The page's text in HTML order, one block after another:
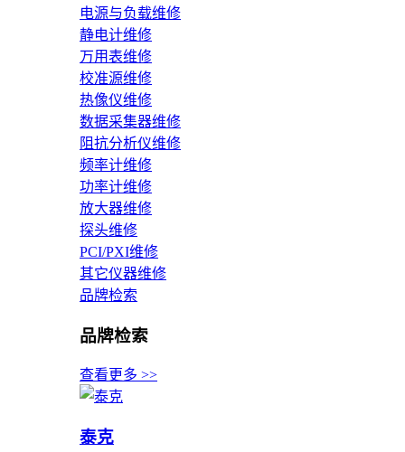
电源与负载维修
静电计维修
万用表维修
校准源维修
热像仪维修
数据采集器维修
阻抗分析仪维修
频率计维修
功率计维修
放大器维修
探头维修
PCI/PXI维修
其它仪器维修
品牌检索
品牌检索
查看更多 >>
泰克